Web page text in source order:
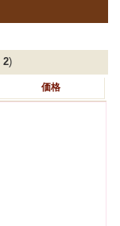
2)
価格